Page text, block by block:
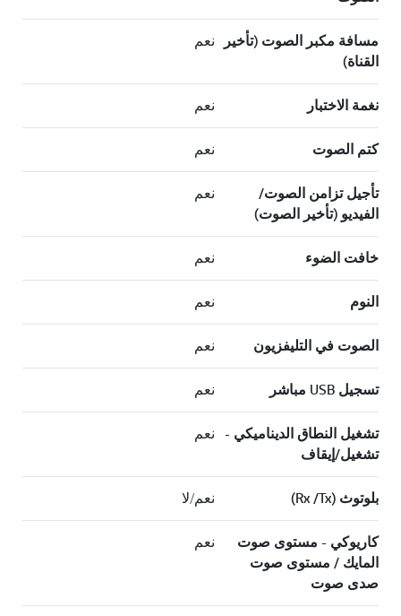
مسافة مكبر الصوت (تأخير
القناة)
نعم
نغمة الاختبار نعم
كتم الصوت نعم
تأجيل تزامن الصوت/
الفيديو (تأخير الصوت)
نعم
خافت الضوء نعم
النوم نعم
الصوت في التليفزيون نعم
تسجيل USB مباشر نعم
تشغيل النطاق الديناميكي -
تشغيل/إيقاف
نعم
بلوتوث (Rx /Tx) نعم/لا
كاريوكي - مستوى صوت
المايك / مستوى صوت
صدى صوت
نعم